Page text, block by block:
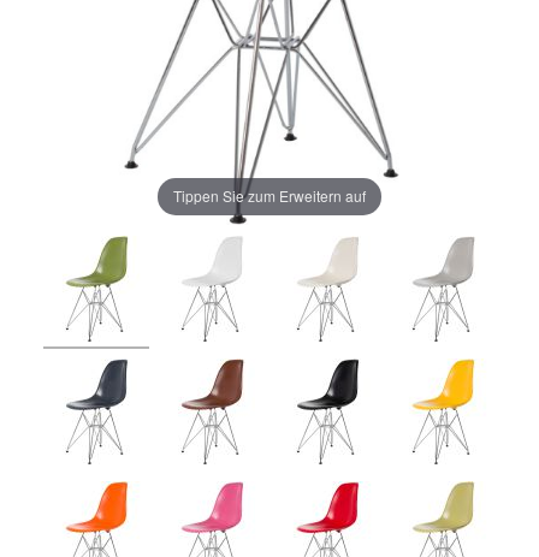
Tippen Sie zum Erweitern auf